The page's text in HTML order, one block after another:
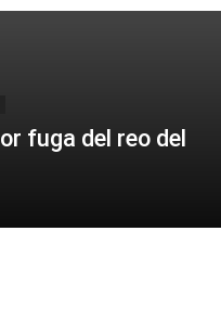
fuga del reo del